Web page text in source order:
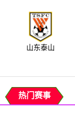
山东泰山
热门赛事